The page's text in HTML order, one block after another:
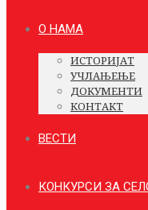
О НАМА
ИСТОРИЈАТ
УЧЛАЊЕЊЕ
ДОКУМЕНТИ
КОНТАКТ
ВЕСТИ
КОНКУРСИ ЗА